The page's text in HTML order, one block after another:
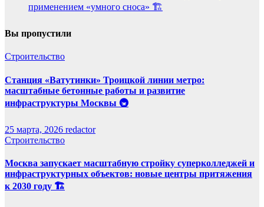
применением «умного сноса» 🏗️
Вы пропустили
Строительство
Станция «Ватутинки» Троицкой линии метро:
масштабные бетонные работы и развитие
инфраструктуры Москвы 🚇
25 марта, 2026 redactor
Строительство
Москва запускает масштабную стройку суперколледжей и
инфраструктурных объектов: новые центры притяжения
к 2030 году 🏗️